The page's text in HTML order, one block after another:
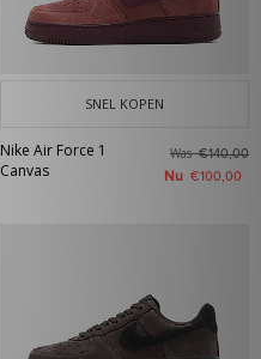
SNEL KOPEN
Nike Air Force 1
Canvas
Was€140,00
Nu €100,00